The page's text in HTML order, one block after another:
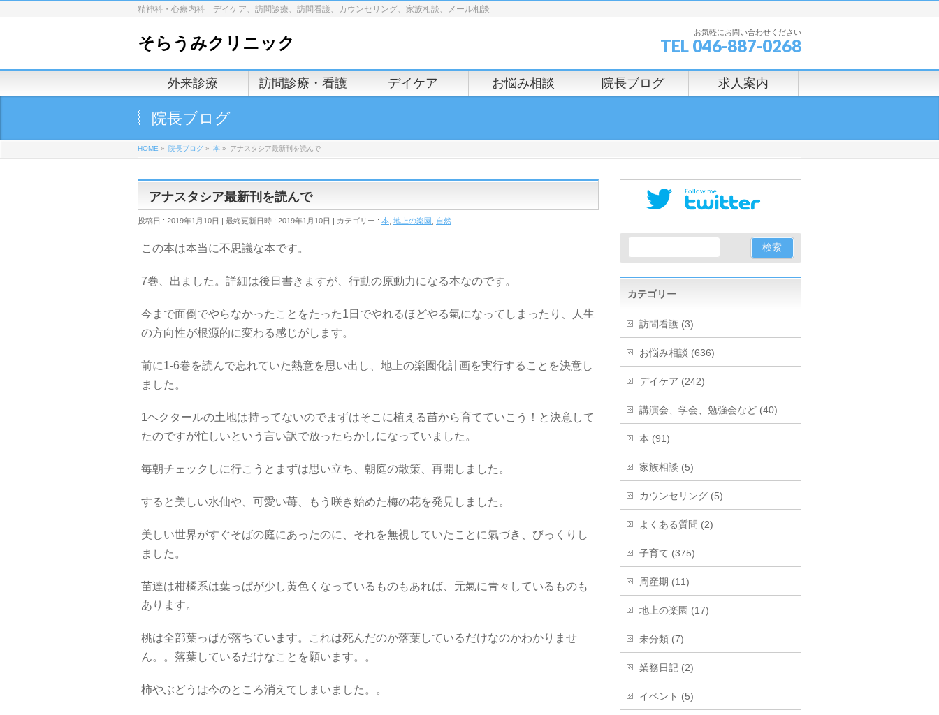
精神科・心療内科 デイケア、訪問診療、訪問看護、カウンセリング、家族相談、メール相談
そらうみクリニック
お気軽にお問い合わせください
TEL 046-887-0268
外来診療 訪問診療・看護 デイケア お悩み相談 院長ブログ 求人案内
院長ブログ
HOME » 院長ブログ » 本 » アナスタシア最新刊を読んで
アナスタシア最新刊を読んで
投稿日 : 2019年1月10日 最終更新日時 : 2019年1月10日 カテゴリー : 本 地上の楽園 自然
この本は本当に不思議な本です。
7巻、出ました。詳細は後日書きますが、行動の原動力になる本なのです。
今まで面倒でやらなかったことをたった1日でやれるほどやる氣になってしまったり、人生
の方向性が根源的に変わる感じがします。
前に1-6巻を読んで忘れていた熱意を思い出し、地上の楽園化計画を実行することを決意し
ました。
1ヘクタールの土地は持ってないのでまずはそこに植える苗から育てていこう！と決意して
たのですが忙しいという言い訳で放ったらかしになっていました。
毎朝チェックしに行こうとまずは思い立ち、朝庭の散策、再開しました。
すると美しい水仙や、可愛い苺、もう咲き始めた梅の花を発見しました。
美しい世界がすぐそばの庭にあったのに、それを無視していたことに氣づき、びっくりし
ました。
苗達は柑橘系は葉っぱが少し黄色くなっているものもあれば、元氣に青々しているものも
あります。
桃は全部葉っぱが落ちています。これは死んだのか落葉しているだけなのかわかりませ
ん。。落葉しているだけなことを願います。。
柿やぶどうは今のところ消えてしまいました。。
カテゴリー
訪問看護 (3)
お悩み相談 (636)
デイケア (242)
講演会、学会、勉強会など (40)
本 (91)
家族相談 (5)
カウンセリング (5)
よくある質問 (2)
子育て (375)
周産期 (11)
地上の楽園 (17)
未分類 (7)
業務日記 (2)
イベント (5)